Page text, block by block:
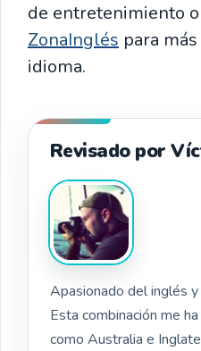
de entretenimiento
ZonaInglés para
idioma.
Revisado por
Apasionado del inglés
Esta combinación me
como Australia e